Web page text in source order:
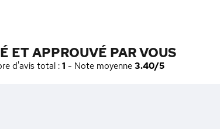
ET APPROUVÉ PAR VOUS
d'avis total : 1 - Note moyenne 3.40/5